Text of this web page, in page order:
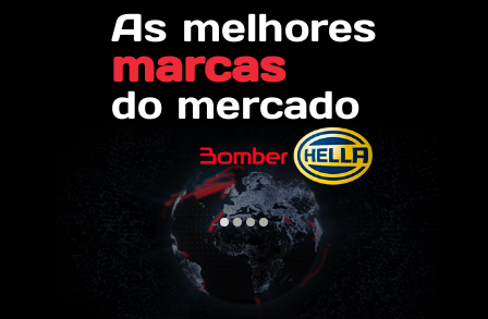
As melhores
marcas
do mercado